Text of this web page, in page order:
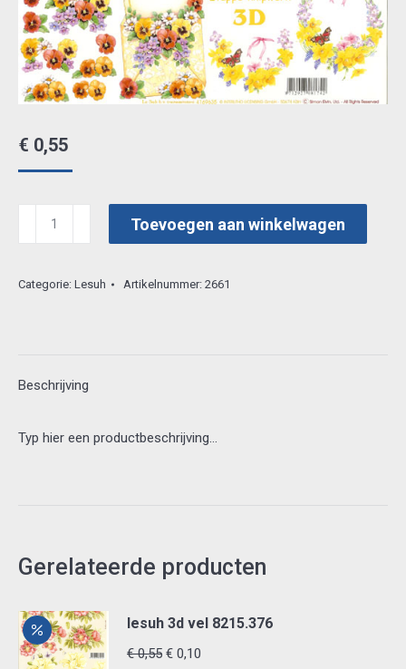
€ 0,55
3d
4169635
Toevoegen aan winkelwagen
Categorie: Lesuh Artikelnummer: 2661
Beschrijving
Typ hier een productbeschrijving…
Gerelateerde producten
lesuh 3d vel 8215.376
€0,55 Oorspronkelijke
€ 0,10